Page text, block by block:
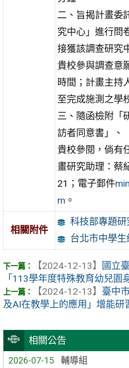
相關公告
2026-07-15 輔導組
二、旨揭計畫委
究中心」進行問
接獲該調查研究
貴校參與調查意
時間；計畫主持
至完成施測之學
三、隨函檢附「
訪者同意書」、
貴校參閱，倘有
畫研究助理：蔡
21；電子郵件
m 。
相關附件
科技部專題
台北市中學
【2024-12-13】
國立
「113學年度特殊教育幼兒園
【2024-12-13】 臺中
及AI在教學上的應用」增能研